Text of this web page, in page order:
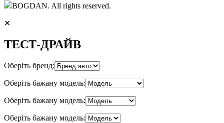
BOGDAN. All rights reserved.
✕
ТЕСТ-ДРАЙВ
Оберіть бренд:
Оберіть бажану модель:
Оберіть бажану модель:
Оберіть бажану модель: